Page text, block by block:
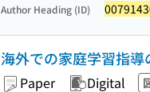
Author Heading (ID)
海外での家庭学習指
Paper Digital